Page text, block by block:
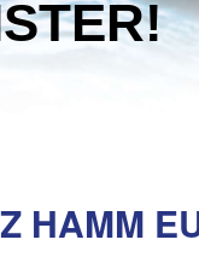
HAMM